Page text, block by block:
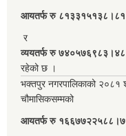
आयतर्फ रु‌ ८१३३१५१३८।८१
र
व्ययतर्फ रु ७४०५७६९८३।४८
रहेको छ ।
भक्तपुर नगरपालिकाको २०८१
चौमासिकसम्मको
आयतर्फ रु‌